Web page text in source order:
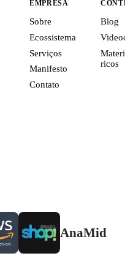
EMPRESA
Sobre
Ecossistema
Serviços
Manifesto
Contato
Blog
ricos
AnaMid